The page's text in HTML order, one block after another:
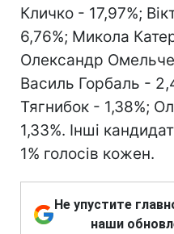
Кличко - 17,97%;
6,76%; Микола
Олександр
Василь Горбаль -
Тягнибок - 1,38%;
1,33%. Інші
1% голосів кожен.
Не упустите
наши